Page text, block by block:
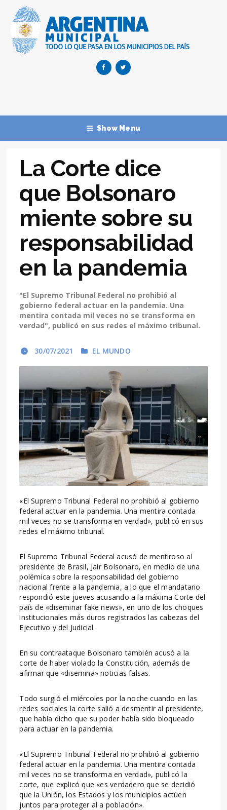
Show Menu
La Corte dice
que Bolsonaro
miente sobre su
responsabilidad
en la pandemia
"El Supremo Tribunal Federal no prohibió al
gobierno federal actuar en la pandemia. Una
mentira contada mil veces no se transforma en
verdad", publicó en sus redes el máximo tribunal.
30/07/2021 EL MUNDO
«El Supremo Tribunal Federal no prohibió al gobierno
federal actuar en la pandemia. Una mentira contada
mil veces no se transforma en verdad», publicó en sus
redes el máximo tribunal.
El Supremo Tribunal Federal acusó de mentiroso al
presidente de Brasil, Jair Bolsonaro, en medio de una
polémica sobre la responsabilidad del gobierno
nacional frente a la pandemia, a lo que el mandatario
respondió este jueves acusando a la máxima Corte del
país de «diseminar fake news», en uno de los choques
institucionales más duros registrados las cabezas del
Ejecutivo y del Judicial.
En su contraataque Bolsonaro también acusó a la
corte de haber violado la Constitución, además de
afirmar que «disemina» noticias falsas.
Todo surgió el miércoles por la noche cuando en las
redes sociales la corte salió a desmentir al presidente,
que había dicho que su poder había sido bloqueado
para actuar en la pandemia.
«El Supremo Tribunal Federal no prohibió al gobierno
federal actuar en la pandemia. Una mentira contada
mil veces no se transforma en verdad», publicó la
corte, que explicó que «es verdadero que se decidió
que la Unión, los Estados y los municipios actúen
juntos para proteger al a población».